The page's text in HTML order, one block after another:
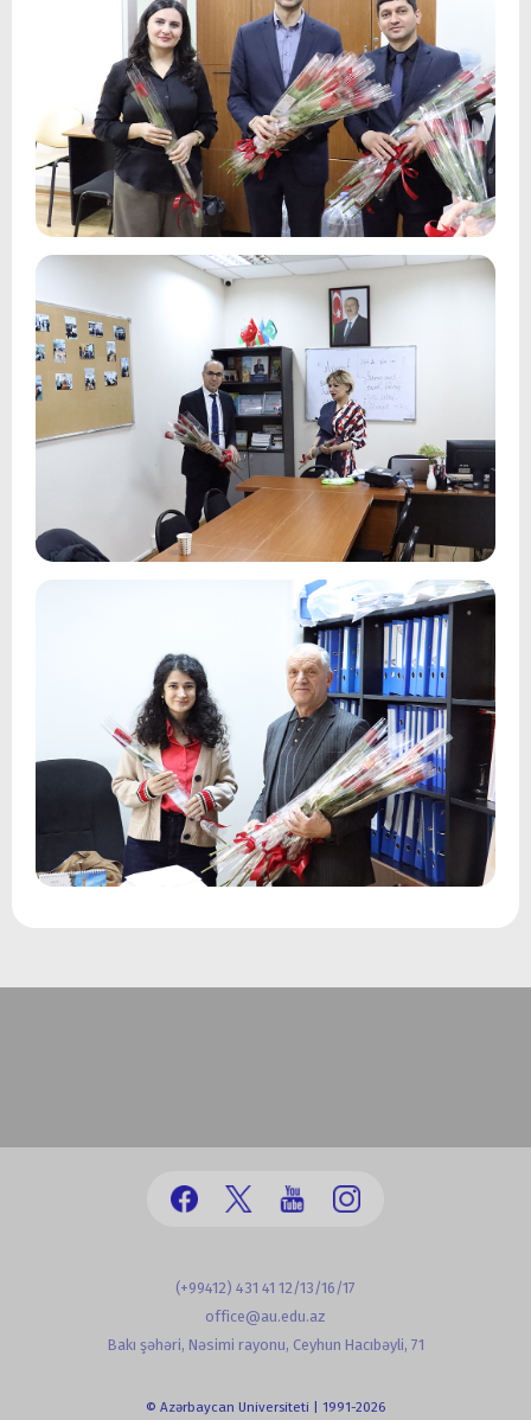
(+99412) 431 41 12/13/16/17
office@au.edu.az
Bakı şəhəri, Nəsimi rayonu, Ceyhun Hacıbəyli, 71
© Azərbaycan Universiteti | 1991-2026